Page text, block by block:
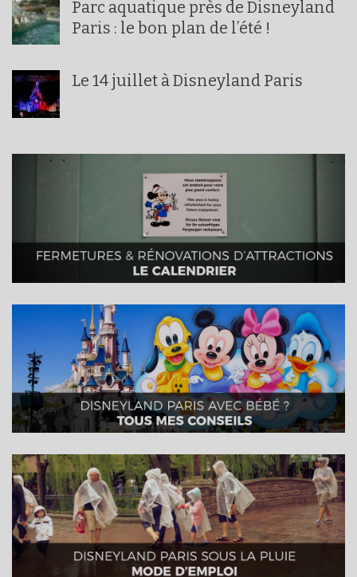
Parc aquatique près de Disneyland
Paris : le bon plan de l’été !
Le 14 juillet à Disneyland Paris